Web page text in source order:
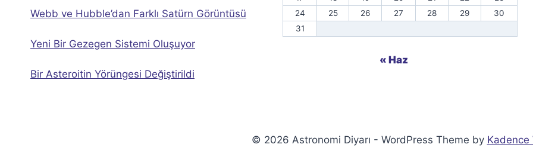
Webb ve Hubble’dan Farklı Satürn Görüntüsü
Yeni Bir Gezegen Sistemi Oluşuyor
Bir Asteroitin Yörüngesi Değiştirildi
24
25 26 27 28 29
30
31
« Haz
© 2026 Astronomi Diyarı - WordPress Theme by Kadence